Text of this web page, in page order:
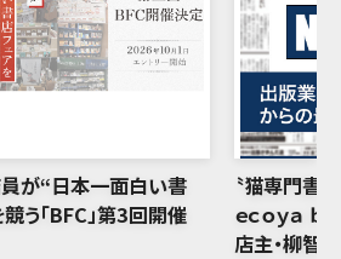
が“日本一面白い書
う「BFC」第3回開催
〝猫専門書
ｅｃｏｙａ ｂ
店主・柳智